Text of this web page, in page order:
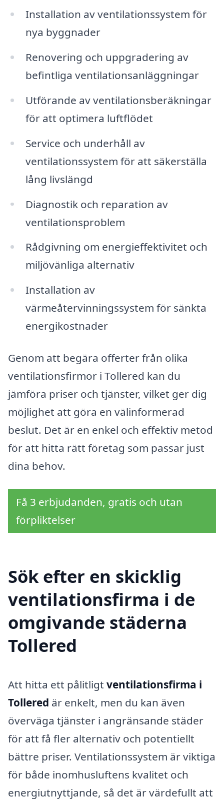
Installation av ventilationssystem för
nya byggnader
Renovering och uppgradering av
befintliga ventilationsanläggningar
Utförande av ventilationsberäkningar
för att optimera luftflödet
Service och underhåll av
ventilationssystem för att säkerställa
lång livslängd
Diagnostik och reparation av
ventilationsproblem
Rådgivning om energieffektivitet och
miljövänliga alternativ
Installation av
värmeåtervinningssystem för sänkta
energikostnader
Genom att begära offerter från olika
ventilationsfirmor i Tollered kan du
jämföra priser och tjänster, vilket ger dig
möjlighet att göra en välinformerad
beslut. Det är en enkel och effektiv metod
för att hitta rätt företag som passar just
dina behov.
Få 3 erbjudanden, gratis och utan
förpliktelser
Sök efter en skicklig
ventilationsfirma i de
omgivande städerna
Tollered
Att hitta ett pålitligt ventilationsfirma i
Tollered är enkelt, men du kan även
överväga tjänster i angränsande städer
för att få fler alternativ och potentiellt
bättre priser. Ventilationssystem är viktiga
för både inomhusluftens kvalitet och
energiutnyttjande, så det är värdefullt att